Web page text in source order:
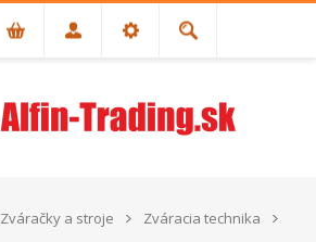
Zváračky a stroje
Zváracia technika